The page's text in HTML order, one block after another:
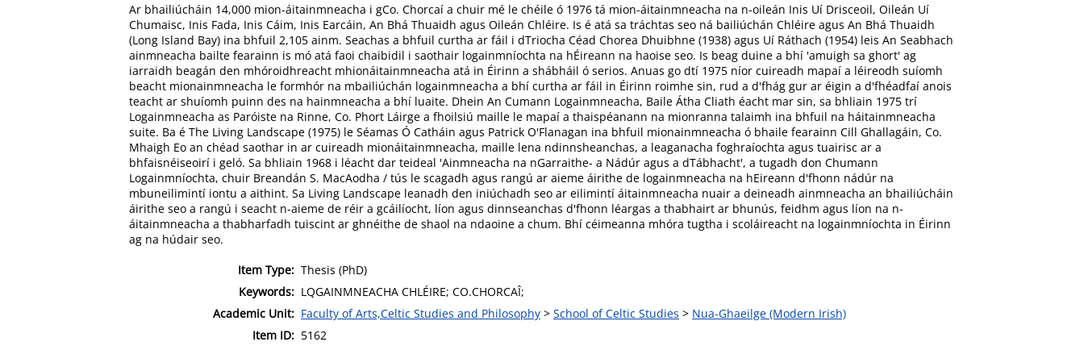
Ar bhailiúcháin 14,000 mion-áitainmneacha i gCo. Chorcaí a chuir mé le chéile ó 1976 tá mion-áitainmneacha na n-oileán Inis Uí Drisceoil, Oileán Uí
Chumaisc, Inis Fada, Inis Cáim, Inis Earcáin, An Bhá Thuaidh agus Oileán Chléire. Is é atá sa tráchtas seo ná bailiúchán Chléire agus An Bhá Thuaidh
(Long Island Bay) ina bhfuil 2,105 ainm. Seachas a bhfuil curtha ar fáil i dTriocha Céad Chorea Dhuibhne (1938) agus Uí Ráthach (1954) leis An Seabhach
ainmneacha bailte fearainn is mó atá faoi chaibidil i saothair logainmníochta na hÉireann na haoise seo. Is beag duine a bhí 'amuigh sa ghort' ag
iarraidh beagán den mhóroidhreacht mhionáitainmneacha atá in Éirinn a shábháil ó serios. Anuas go dtí 1975 níor cuireadh mapaí a léireodh suíomh
beacht mionainmneacha le formhór na mbailiúchán logainmneacha a bhí curtha ar fáil in Éirinn roimhe sin, rud a d'fhág gur ar éigin a d'fhéadfaí anois
teacht ar shuíomh puinn des na hainmneacha a bhí luaite. Dhein An Cumann Logainmneacha, Baile Átha Cliath éacht mar sin, sa bhliain 1975 trí
Logainmneacha as Paróiste na Rinne, Co. Phort Láirge a fhoilsiú maille le mapaí a thaispéanann na mionranna talaimh ina bhfuil na háitainmneacha
suite. Ba é The Living Landscape (1975) le Séamas Ó Catháin agus Patrick O'Flanagan ina bhfuil mionainmneacha ó bhaile fearainn Cill Ghallagáin, Co.
Mhaigh Eo an chéad saothar in ar cuireadh mionáitainmneacha, maille lena ndinnsheanchas, a leaganacha foghraíochta agus tuairisc ar a
bhfaisnéiseoirí i geló. Sa bhliain 1968 i léacht dar teideal 'Ainmneacha na nGarraithe- a Nádúr agus a dTábhacht', a tugadh don Chumann
Logainmníochta, chuir Breandán S. MacAodha / tús le scagadh agus rangú ar aieme áirithe de logainmneacha na hEireann d'fhonn nádúr na
mbuneilimintí iontu a aithint. Sa Living Landscape leanadh den iniúchadh seo ar eilimintí áitainmneacha nuair a deineadh ainmneacha an bhailiúcháin
áirithe seo a rangú i seacht n-aieme de réir a gcáilíocht, líon agus dinnseanchas d'fhonn léargas a thabhairt ar bhunús, feidhm agus líon na n-
áitainmneacha a thabharfadh tuiscint ar ghnéithe de shaol na ndaoine a chum. Bhí céimeanna mhóra tugtha i scoláireacht na logainmníochta in Éirinn
ag na húdair seo.
Item Type: Thesis (PhD)
Keywords: LQGAINMNEACHA CHLÉIRE; CO.CHORCAÎ;
Academic Unit: Faculty of Arts,Celtic Studies and Philosophy > School of Celtic Studies > Nua-Ghaeilge (Modern Irish)
Item ID: 5162